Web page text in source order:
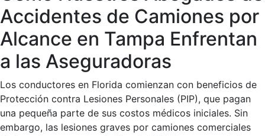
Accidentes de Camiones por
Alcance en Tampa Enfrentan
a las Aseguradoras
Los conductores en Florida comienzan con beneficios de
Protección contra Lesiones Personales (PIP), que pagan
una pequeña parte de sus costos médicos iniciales. Sin
embargo, las lesiones graves por camiones comerciales